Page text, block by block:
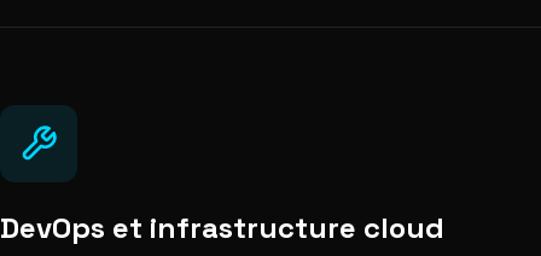
DevOps et infrastructure cloud